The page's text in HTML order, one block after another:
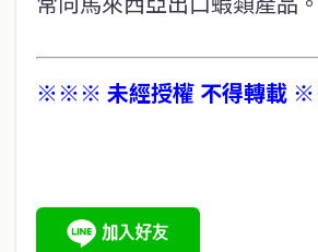
※※※ 未經授權 不得轉載